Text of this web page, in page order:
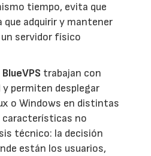
tiempo, evita que
que adquirir y mantener
servidor físico
BlueVPS trabajan con
permiten desplegar
o Windows en distintas
características no
técnico: la decisión
están los usuarios,